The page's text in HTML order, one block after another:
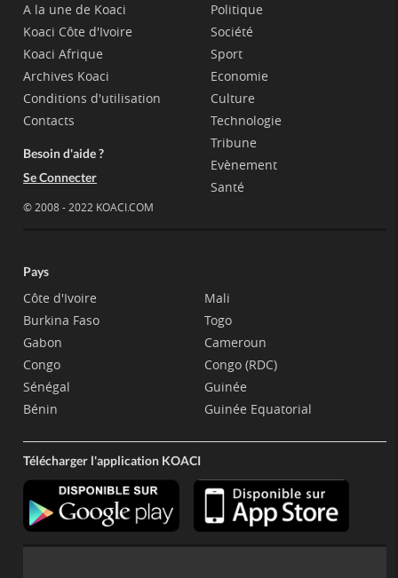
A la une de Koaci
Koaci Côte d'Ivoire
Koaci Afrique
Archives Koaci
Conditions d'utilisation
Contacts
Besoin d'aide ?
Se Connecter
© 2008 - 2022 KOACI.COM
Politique
Société
Sport
Economie
Culture
Technologie
Tribune
Evènement
Santé
Pays
Côte d'Ivoire
Burkina Faso
Gabon
Congo
Sénégal
Bénin
Mali
Togo
Cameroun
Congo (RDC)
Guinée
Guinée Equatorial
Télécharger l'application KOACI